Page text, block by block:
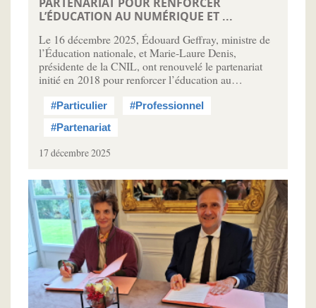
L’ÉDUCATION AU NUMÉRIQUE ET ...
Le 16 décembre 2025, Édouard Geffray, ministre de
l’Éducation nationale, et Marie-Laure Denis,
présidente de la CNIL, ont renouvelé le partenariat
initié en 2018 pour renforcer l’éducation au…
#Particulier
#Professionnel
#Partenariat
17 décembre 2025